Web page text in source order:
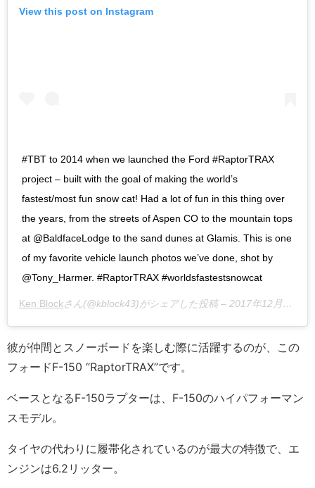
View this post on Instagram
#TBT to 2014 when we launched the Ford #RaptorTRAX
project – built with the goal of making the world’s
fastest/most fun snow cat! Had a lot of fun in this thing over
the years, from the streets of Aspen CO to the mountain tops
at @BaldfaceLodge to the sand dunes at Glamis. This is one
of my favorite vehicle launch photos we’ve done, shot by
@Tony_Harmer. #RaptorTRAX #worldsfastestsnowcat
Ken Blockさん(@kblock43)がシェアした投稿 – 2017年12月月21日午前11時08分PST
彼が仲間とスノーボードを楽しむ際に活躍するのが、この
フォードF-150 “RaptorTRAX”です。
ベースとなるF-150ラプターは、F-150のハイパフォーマン
スモデル。
タイヤの代わりに履帯化されているのが最大の特徴で、エ
ンジンは6.2リッター。